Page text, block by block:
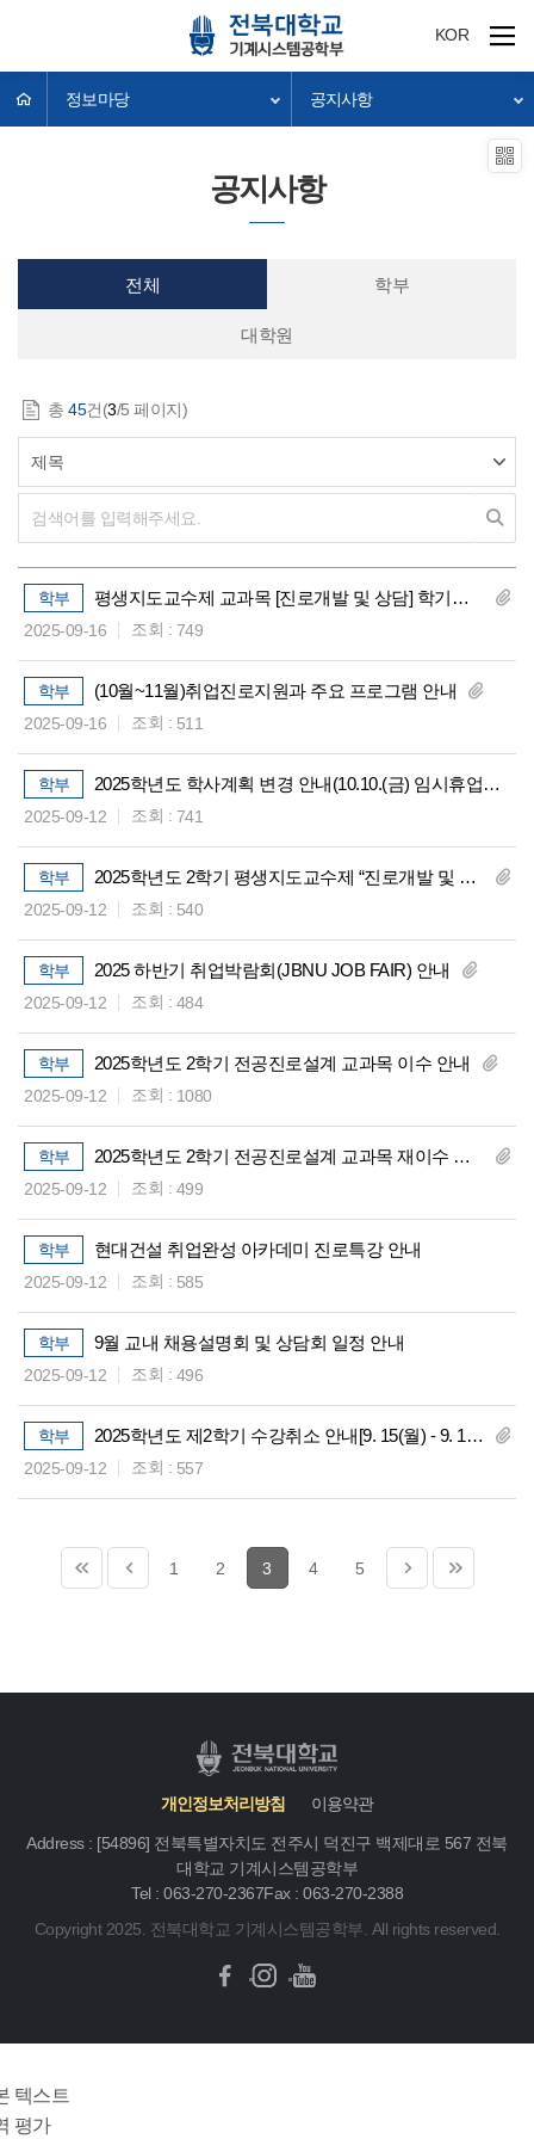
KOR
정보마당 공지사항
공지사항
전체 학부
대학원
총 45건(3/5 페이지)
학부 평생지도교수제 교과목 [진로개발 및 상담] 학기중 대체프로그램 실시 및 참가신청 안내
2025-09-16 조회 : 749
학부 (10월~11월)취업진로지원과 주요 프로그램 안내
2025-09-16 조회 : 511
학부 2025학년도 학사계획 변경 안내(10.10.(금) 임시휴업일 지정)
2025-09-12 조회 : 741
학부 2025학년도 2학기 평생지도교수제 “진로개발 및 상담“ 이수기준 안내
2025-09-12 조회 : 540
학부 2025 하반기 취업박람회(JBNU JOB FAIR) 안내
2025-09-12 조회 : 484
학부 2025학년도 2학기 전공진로설계 교과목 이수 안내
2025-09-12 조회 : 1080
학부 2025학년도 2학기 전공진로설계 교과목 재이수 안내
2025-09-12 조회 : 499
학부 현대건설 취업완성 아카데미 진로특강 안내
2025-09-12 조회 : 585
학부 9월 교내 채용설명회 및 상담회 일정 안내
2025-09-12 조회 : 496
학부 2025학년도 제2학기 수강취소 안내[9. 15(월) - 9. 17(수)]
2025-09-12 조회 : 557
1 2 3 4 5
개인정보처리방침 이용약관
Address : [54896] 전북특별자치도 전주시 덕진구 백제대로 567 전북
대학교 기계시스템공학부
Tel : 063-270-2367Fax : 063-270-2388
Copyright 2025. 전북대학교 기계시스템공학부. All rights reserved.
텍스트
평가